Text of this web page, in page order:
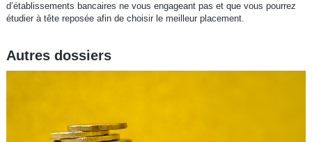
d’établissements bancaires ne vous engageant pas et que vous pourrez
étudier à tête reposée afin de choisir le meilleur placement.
Autres dossiers